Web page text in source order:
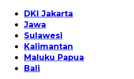
DKI Jakarta
Jawa
Sulawesi
Kalimantan
Maluku Papua
Bali